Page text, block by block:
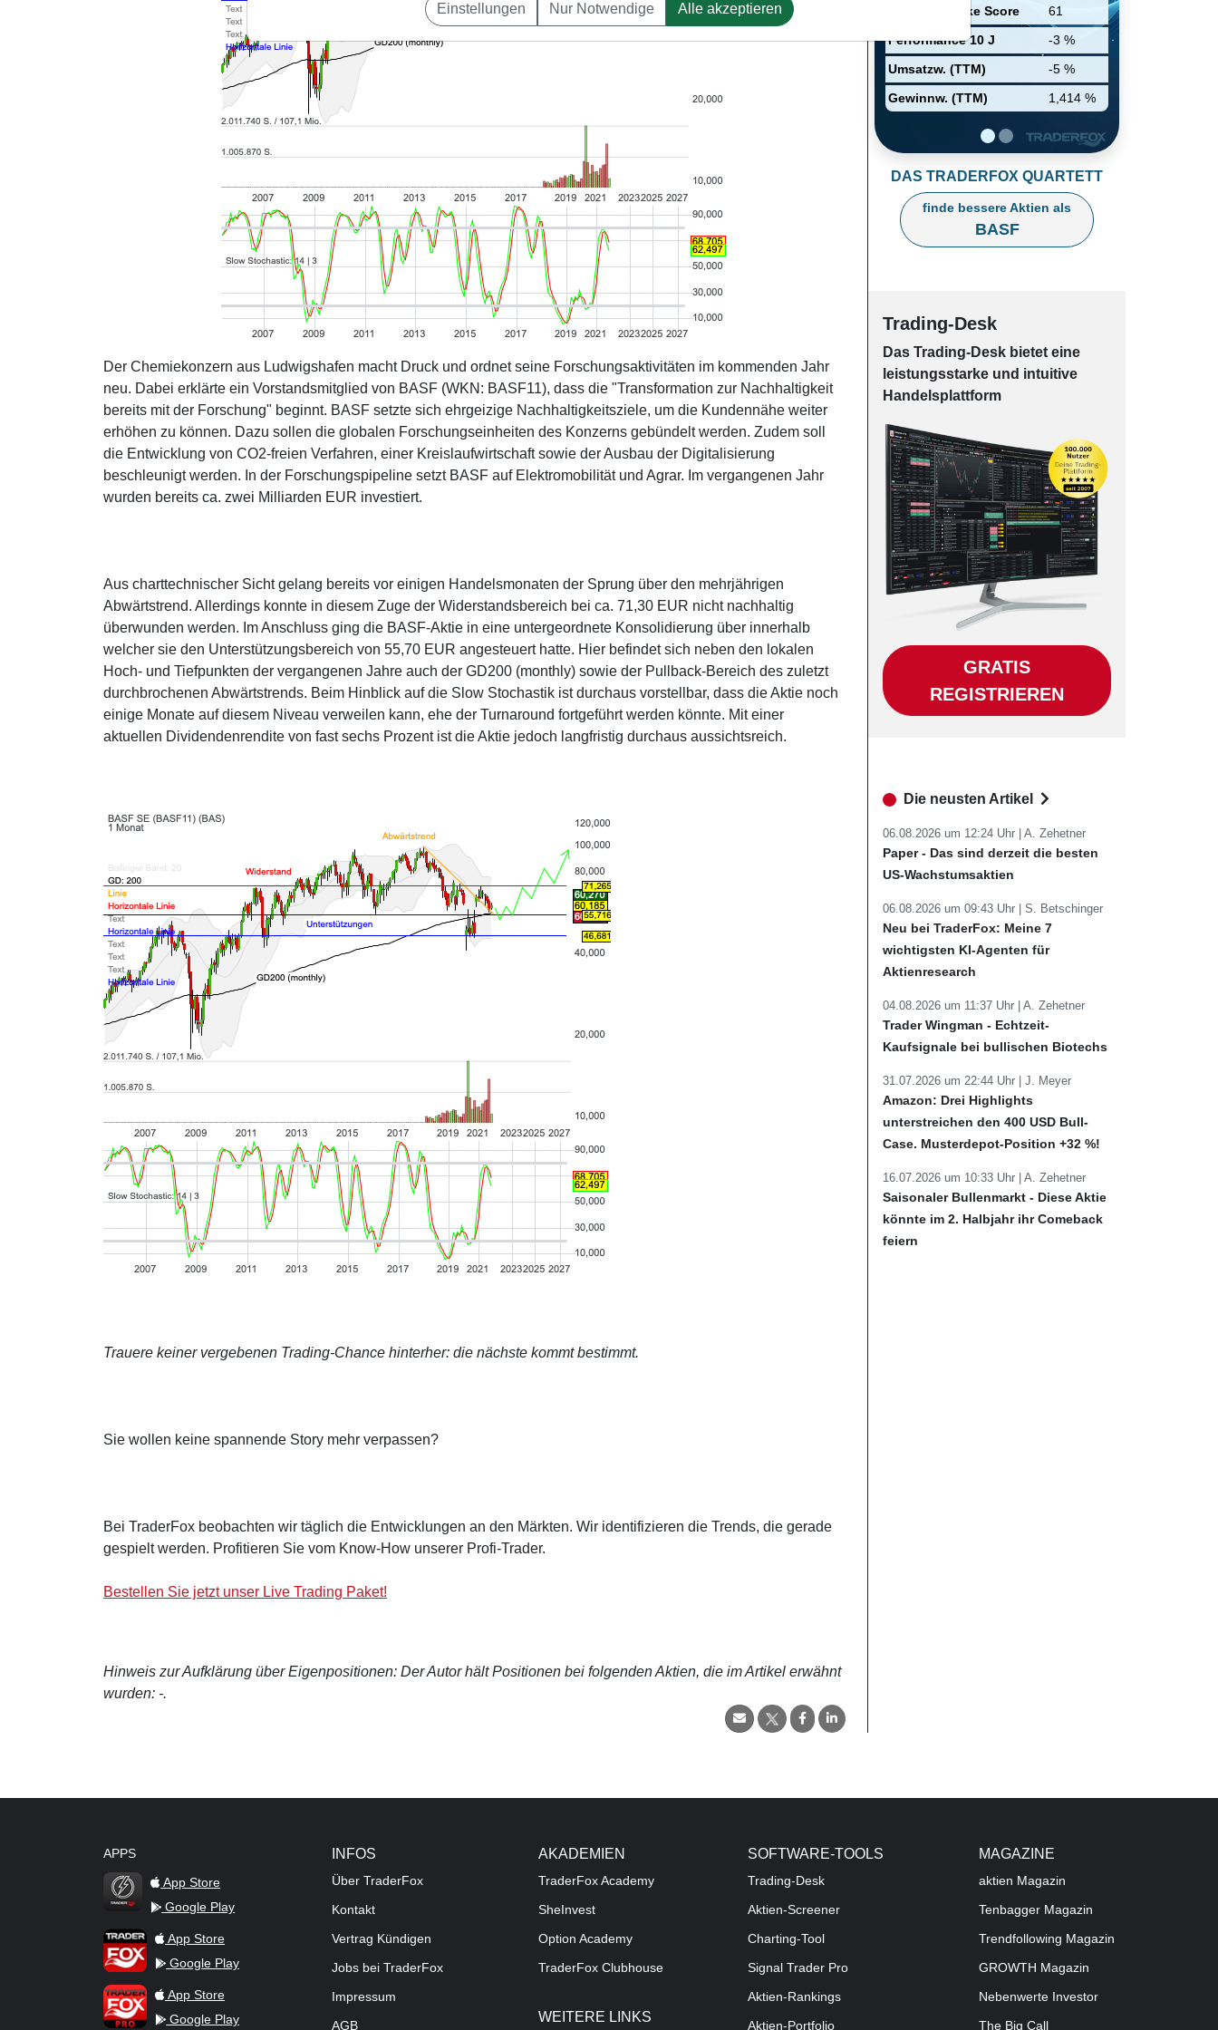
Der Chemiekonzern aus Ludwigshafen macht Druck und ordnet seine Forschungsaktivitäten im kommenden Jahr
neu. Dabei erklärte ein Vorstandsmitglied von BASF (WKN: BASF11), dass die "Transformation zur Nachhaltigkeit
bereits mit der Forschung" beginnt. BASF setzte sich ehrgeizige Nachhaltigkeitsziele, um die Kundennähe weiter
erhöhen zu können. Dazu sollen die globalen Forschungseinheiten des Konzerns gebündelt werden. Zudem soll
die Entwicklung von CO2-freien Verfahren, einer Kreislaufwirtschaft sowie der Ausbau der Digitalisierung
beschleunigt werden. In der Forschungspipeline setzt BASF auf Elektromobilität und Agrar. Im vergangenen Jahr
wurden bereits ca. zwei Milliarden EUR investiert.
Aus charttechnischer Sicht gelang bereits vor einigen Handelsmonaten der Sprung über den mehrjährigen
Abwärtstrend. Allerdings konnte in diesem Zuge der Widerstandsbereich bei ca. 71,30 EUR nicht nachhaltig
überwunden werden. Im Anschluss ging die BASF-Aktie in eine untergeordnete Konsolidierung über innerhalb
welcher sie den Unterstützungsbereich von 55,70 EUR angesteuert hatte. Hier befindet sich neben den lokalen
Hoch- und Tiefpunkten der vergangenen Jahre auch der GD200 (monthly) sowie der Pullback-Bereich des zuletzt
durchbrochenen Abwärtstrends. Beim Hinblick auf die Slow Stochastik ist durchaus vorstellbar, dass die Aktie noch
einige Monate auf diesem Niveau verweilen kann, ehe der Turnaround fortgeführt werden könnte. Mit einer
aktuellen Dividendenrendite von fast sechs Prozent ist die Aktie jedoch langfristig durchaus aussichtsreich.
Trauere keiner vergebenen Trading-Chance hinterher: die nächste kommt bestimmt.
Sie wollen keine spannende Story mehr verpassen?
Bei TraderFox beobachten wir täglich die Entwicklungen an den Märkten. Wir identifizieren die Trends, die gerade
gespielt werden. Profitieren Sie vom Know-How unserer Profi-Trader.
Bestellen Sie jetzt unser Live Trading Paket!
Hinweis zur Aufklärung über Eigenpositionen: Der Autor hält Positionen bei folgenden Aktien, die im Artikel erwähnt
wurden: -.
Relative Stärke Score
61
Performance 10 J
-3 %
Umsatzw. (TTM)
-5 %
Gewinnw. (TTM)
1,414 %
zu erweitern.
DAS TRADERFOX QUARTETT
finde bessere Aktien als
BASF
Trading-Desk
Das Trading-Desk bie­tet eine
leis­tungs­star­ke und in­tui­tive
Han­dels­platt­form
GRATIS
REGISTRIEREN
Die neusten Artikel
06.08.2026 um 12:24 Uhr | A. Zehetner
Paper - Das sind derzeit die besten
US-Wachstumsaktien
06.08.2026 um 09:43 Uhr | S. Betschinger
Neu bei TraderFox: Meine 7
wichtigsten KI-Agenten für
Aktienresearch
04.08.2026 um 11:37 Uhr | A. Zehetner
Trader Wingman - Echtzeit-
Kaufsignale bei bullischen Biotechs
31.07.2026 um 22:44 Uhr | J. Meyer
Amazon: Drei Highlights
unterstreichen den 400 USD Bull-
Case. Musterdepot-Position +32 %!
16.07.2026 um 10:33 Uhr | A. Zehetner
Saisonaler Bullenmarkt - Diese Aktie
könnte im 2. Halbjahr ihr Comeback
feiern
APPS
TraderFox Flash
App Store
Google Play
TraderFox AppApp Store
Google Play
TraderFox ProApp Store
Google Play
INFOS
Über TraderFox
Kontakt
Vertrag Kündigen
Jobs bei TraderFox
Impressum
AGB
AKADEMIEN
TraderFox Academy
SheInvest
Option Academy
TraderFox Clubhouse
WEITERE LINKS
SOFTWARE-TOOLS
Trading-Desk
Aktien-Screener
Charting-Tool
Signal Trader Pro
Aktien-Rankings
Aktien-Portfolio
MAGAZINE
aktien Magazin
Tenbagger Magazin
Trendfollowing Magazin
GROWTH Magazin
Nebenwerte Investor
The Big Call
Einstellungen Nur Notwendige Alle akzeptieren